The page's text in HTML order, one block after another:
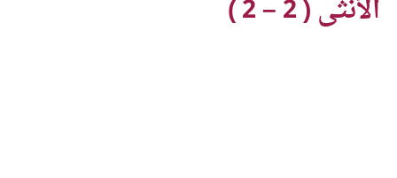
الأنثى ( 2 – 2 )